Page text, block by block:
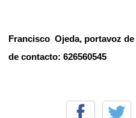
Francisco Ojeda, portavoz
de contacto: 626560545